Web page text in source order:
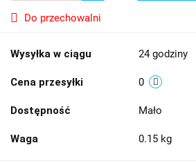
Do przechowalni
Wysyłka w ciągu 24 godziny
Cena przesyłki 0
Dostępność Mało
Waga 0.15 kg